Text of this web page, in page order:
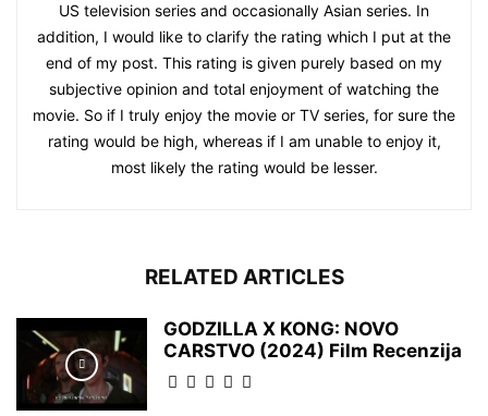
US television series and occasionally Asian series. In
addition, I would like to clarify the rating which I put at the
end of my post. This rating is given purely based on my
subjective opinion and total enjoyment of watching the
movie. So if I truly enjoy the movie or TV series, for sure the
rating would be high, whereas if I am unable to enjoy it,
most likely the rating would be lesser.
RELATED ARTICLES
GODZILLA X KONG: NOVO
CARSTVO (2024) Film Recenzija